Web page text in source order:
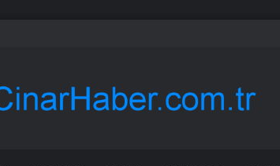
çift, gizli bölmede deste deste para buldu